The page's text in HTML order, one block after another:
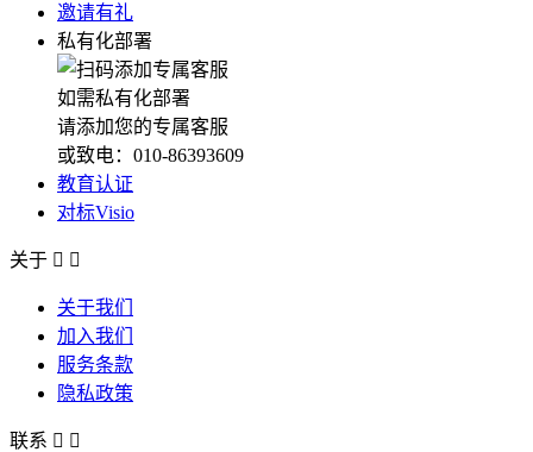
邀请有礼
私有化部署
如需私有化部署
请添加您的专属客服
或致电：010-86393609
教育认证
对标Visio
关于  
关于我们
加入我们
服务条款
隐私政策
联系  